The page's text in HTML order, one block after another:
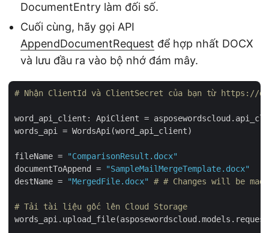
DocumentEntry làm đối số.
Cuối cùng, hãy gọi API
AppendDocumentRequest để hợp nhất DOCX
và lưu đầu ra vào bộ nhớ đám mây.
# Nhận ClientId và ClientSecret của bạn từ https://
word_api_client: ApiClient =
words_api = WordsApi(word_api_client)
fileName =
"ComparisonResult.docx"
documentToAppend =
"SampleMailMergeTemplate.docx"
destName =
"MergedFile.docx" # # Changes will be
# Tải tài liệu gốc lên Cloud Storage